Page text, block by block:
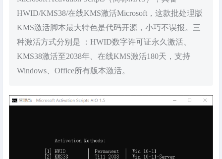
HWID/KMS38/在线KMS激活Microsoft，这款批处理版
KMS激活脚本最大特色是代码开源，小巧不误报。三
种激活方式分别是 ：HWID数字许可证永久激活、
KMS38激活至2038年、在线KMS激活180天，支持
Windows、Office所有版本激活。